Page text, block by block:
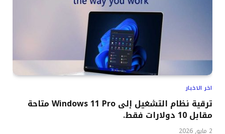
اخر الاخبار
ترقية نظام التشغيل إلى Windows 11 Pro متاحة
مقابل 10 دولارات فقط.
2 مايو, 2026